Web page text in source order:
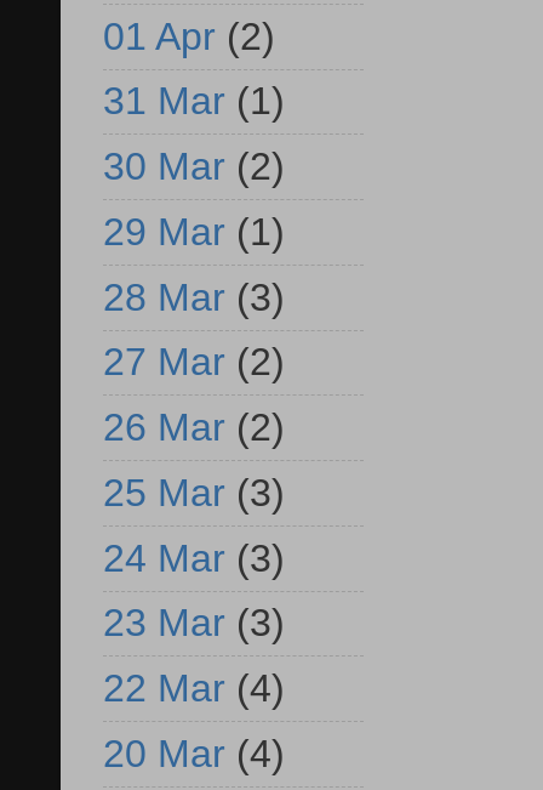
01 Apr (2)
31 Mar (1)
30 Mar (2)
29 Mar (1)
28 Mar (3)
27 Mar (2)
26 Mar (2)
25 Mar (3)
24 Mar (3)
23 Mar (3)
22 Mar (4)
20 Mar (4)